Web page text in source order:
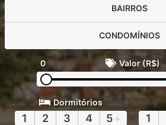
BAIRROS
CONDOMÍNIOS
0 Valor (R$)
Dormitórios
1 2 3 4 5+ 1